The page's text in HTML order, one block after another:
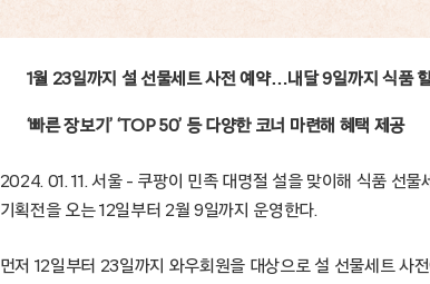
1월 23일까지 설 선물세트 사전 예약…내달 9일까지 식품
‘빠른 장보기’ ‘TOP 50’ 등 다양한 코너 마련해 혜택 제공
2024. 01. 11. 서울 – 쿠팡이 민족 대명절 설을 맞이해 식품 선
기획전을 오는 12일부터 2월 9일까지 운영한다.
먼저 12일부터 23일까지 와우회원을 대상으로 설 선물세트 사